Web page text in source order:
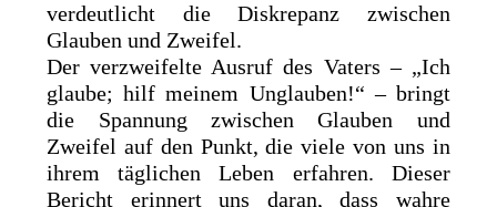
verdeutlicht die Diskrepanz zwischen
Glauben und Zweifel.
Der verzweifelte Ausruf des Vaters – „Ich
glaube; hilf meinem Unglauben!“ – bringt
die Spannung zwischen Glauben und
Zweifel auf den Punkt, die viele von uns in
ihrem täglichen Leben erfahren. Dieser
Bericht erinnert uns daran, dass wahre